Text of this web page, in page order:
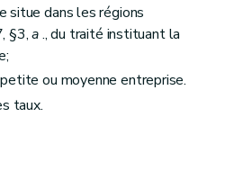
situe dans les régions
§3,a., du traité instituant la
ou moyenne entreprise.
taux.